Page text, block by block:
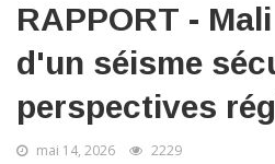
RAPPORT -
d'un séisme
perspectives
mai 14, 2026
2229